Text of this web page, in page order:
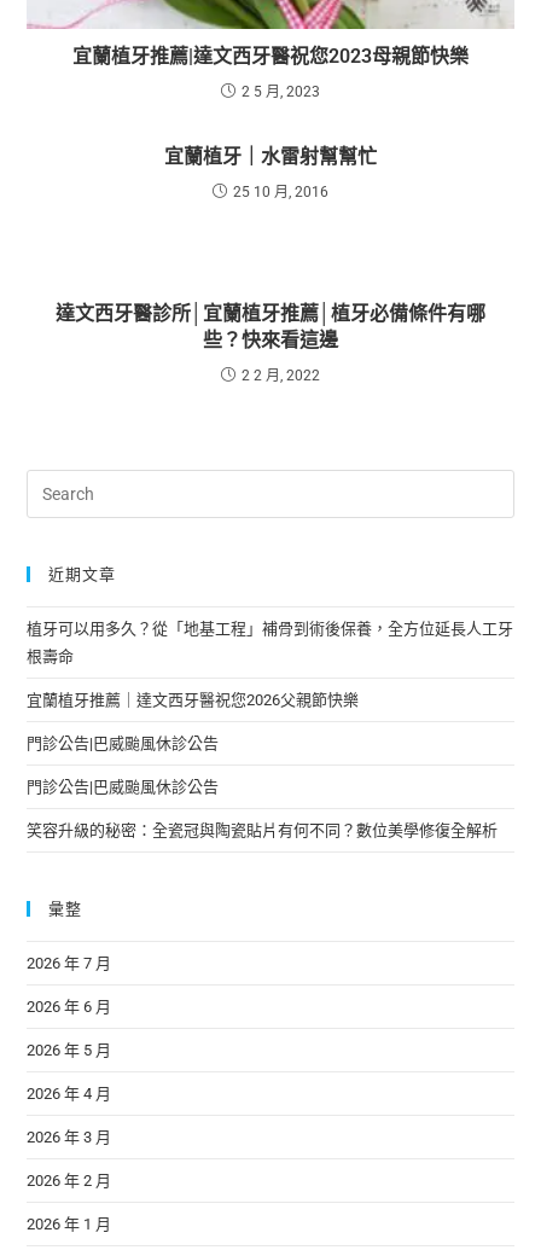
宜蘭植牙推薦|達文西牙醫祝您2023母親節快樂
2 5 月, 2023
宜蘭植牙｜水雷射幫幫忙
25 10 月, 2016
達文西牙醫診所│宜蘭植牙推薦│植牙必備條件有哪
些？快來看這邊
2 2 月, 2022
近期文章
植牙可以用多久？從「地基工程」補骨到術後保養，全方位延長人工牙
根壽命
宜蘭植牙推薦｜達文西牙醫祝您2026父親節快樂
門診公告|巴威颱風休診公告
門診公告|巴威颱風休診公告
笑容升級的秘密：全瓷冠與陶瓷貼片有何不同？數位美學修復全解析
彙整
2026 年 7 月
2026 年 6 月
2026 年 5 月
2026 年 4 月
2026 年 3 月
2026 年 2 月
2026 年 1 月